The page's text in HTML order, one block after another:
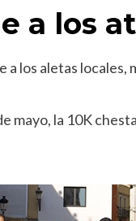
a los
a los aletas
mayo, la 10K